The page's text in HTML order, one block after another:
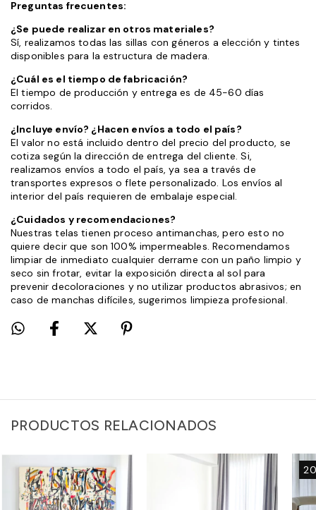
Preguntas frecuentes:
¿Se puede realizar en otros materiales?
Sí, realizamos todas las sillas con géneros a elección y tintes
disponibles para la estructura de madera.
¿Cuál es el tiempo de fabricación?
El tiempo de producción y entrega es de 45-60 días
corridos.
¿Incluye envío? ¿Hacen envíos a todo el país?
El valor no está incluido dentro del precio del producto, se
cotiza según la dirección de entrega del cliente. Si,
realizamos envíos a todo el país, ya sea a través de
transportes expresos o flete personalizado. Los envíos al
interior del país requieren de embalaje especial.
¿Cuidados y recomendaciones?
Nuestras telas tienen proceso antimanchas, pero esto no
quiere decir que son 100% impermeables. Recomendamos
limpiar de inmediato cualquier derrame con un paño limpio y
seco sin frotar, evitar la exposición directa al sol para
prevenir decoloraciones y no utilizar productos abrasivos; en
caso de manchas difíciles, sugerimos limpieza profesional.
PRODUCTOS RELACIONADOS